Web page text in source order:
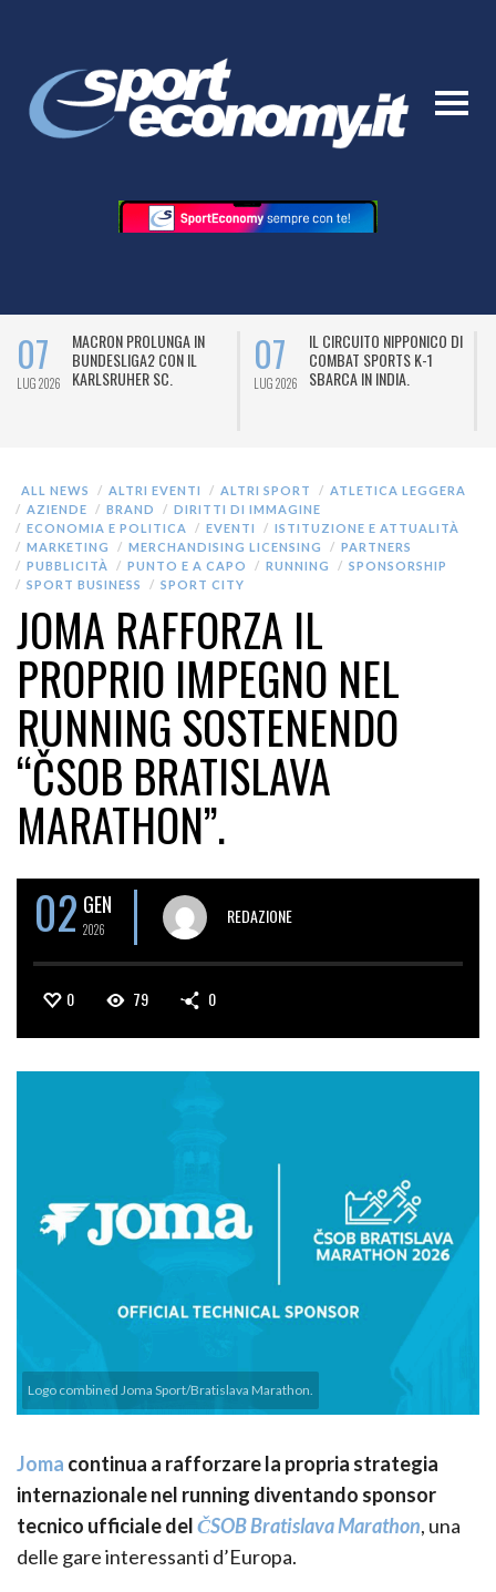
07
LUG 2026
MACRON PROLUNGA IN
BUNDESLIGA2 CON IL
KARLSRUHER SC.
07
LUG 2026
IL CIRCUITO NIPPONICO DI
COMBAT SPORTS K-1
SBARCA IN INDIA.
ALL NEWS ALTRI EVENTI ALTRI SPORT
ATLETICA LEGGERA
AZIENDE
BRAND
DIRITTI DI IMMAGINE
ECONOMIA E POLITICA
EVENTI
ISTITUZIONE E ATTUALITÀ
MARKETING
MERCHANDISING LICENSING
PARTNERS
PUBBLICITÀ
PUNTO E A CAPO RUNNING
SPONSORSHIP
SPORT BUSINESS
SPORT CITY
JOMA RAFFORZA IL
PROPRIO IMPEGNO NEL
RUNNING SOSTENENDO
“ČSOB BRATISLAVA
MARATHON”.
02 GEN
2026
REDAZIONE
0 79 0
Logo combined Joma Sport/Bratislava Marathon.
Joma continua a rafforzare la propria strategia
internazionale nel running diventando sponsor
tecnico ufficiale delČSOB Bratislava Marathon, una
delle gare interessanti d’Europa.